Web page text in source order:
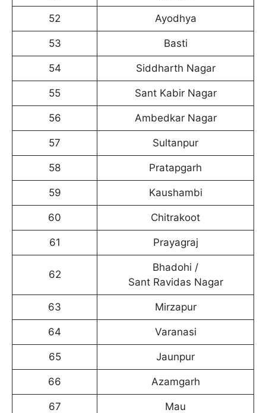
52 Ayodhya
53 Basti
54 Siddharth Nagar
55 Sant Kabir Nagar
56 Ambedkar Nagar
57 Sultanpur
58 Pratapgarh
59 Kaushambi
60 Chitrakoot
61 Prayagraj
62
Bhadohi /
Sant Ravidas Nagar
63 Mirzapur
64 Varanasi
65 Jaunpur
66 Azamgarh
67 Mau